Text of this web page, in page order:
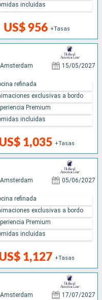
US$ 956 +Tasas
incluidas
Amsterdam 15/05/2027
1,035 +Tasas
refinada
exclusivas a bordo
Premium
incluidas
Amsterdam 05/06/2027
1,127 +Tasas
refinada
exclusivas a bordo
Premium
incluidas
Amsterdam 17/07/2027